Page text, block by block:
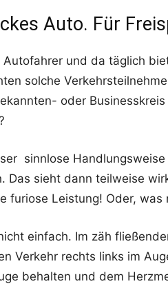
Auto. Für
und da täglich
solche
oder
sinnlose
Das sieht dann teilweise
furiose Leistung! Oder, was
einfach. Im zäh
Verkehr rechts links im
behalten und dem